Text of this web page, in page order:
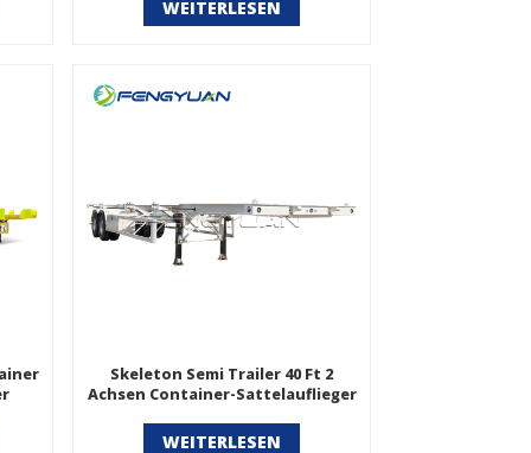
WEITERLESEN
Skeleton Semi Trailer 40 Ft 2
Achsen Container-Sattelauflieger
WEITERLESEN